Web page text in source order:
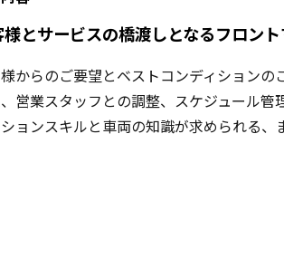
様とサービスの橋渡しとなるフロント
からのご要望とベストコンディションの
営業スタッフとの調整、スケジュール管
ョンスキルと車両の知識が求められる、